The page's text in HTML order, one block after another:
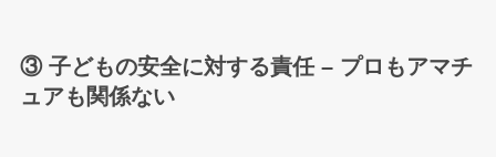
③ 子どもの安全に対する責任 – プロもアマチ
ュアも関係ない